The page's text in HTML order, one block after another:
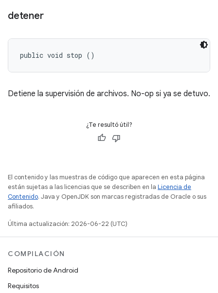
detener
public void stop ()
Detiene la supervisión de archivos. No-op si ya se detuvo.
¿Te resultó útil?
El contenido y las muestras de código que aparecen en esta página
están sujetas a las licencias que se describen en la Licencia de
Contenido. Java y OpenJDK son marcas registradas de Oracle o sus
afiliados.
Última actualización: 2026-06-22 (UTC)
COMPILACIÓN
Repositorio de Android
Requisitos